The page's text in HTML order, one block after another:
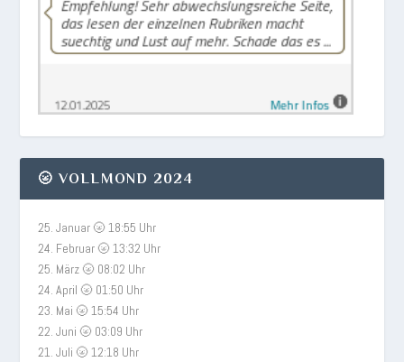
🌝 VOLLMOND 2024
25. Januar 🌝 18:55 Uhr
24. Februar 🌝 13:32 Uhr
25. März 🌝 08:02 Uhr
24. April 🌝 01:50 Uhr
23. Mai 🌝 15:54 Uhr
22. Juni 🌝 03:09 Uhr
21. Juli 🌝 12:18 Uhr